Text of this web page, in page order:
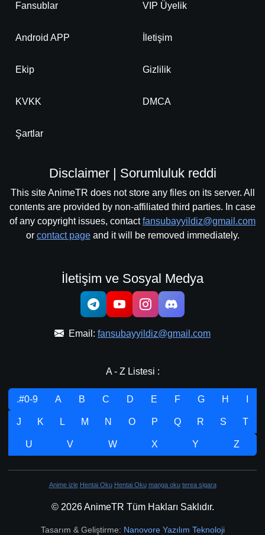
Fansublar VIP Üyelik
Android APP İletişim
Ekip Gizlilik
KVKK DMCA
Şartlar
Disclaimer | Sorumluluk reddi
This site AnimeTR does not store any files on its server. All
contents are provided by non-affiliated third parties. In case
of any copyright issues, contactfansubayyildiz@gmail.com
or contact pageand it will be removed immediately.
İletişim ve Sosyal Medya
Email: fansubayyildiz@gmail.com
A - Z Listesi :
.#0-9 A B C D E F G H
J K L M N O P Q R S T
U V W X Y Z
Anime izle Hentai Oku Hentai Oku manga oku terea sigara
© 2026 AnimeTR Tüm Hakları Saklıdır.
Tasarım & Geliştirme: Nanovore Yazılım Teknoloji